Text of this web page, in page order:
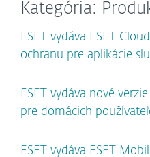
Kategória:
ESET vydáva ESET
ochranu pre aplikácie
ESET vydáva nové
pre domácich
ESET vydáva ESET